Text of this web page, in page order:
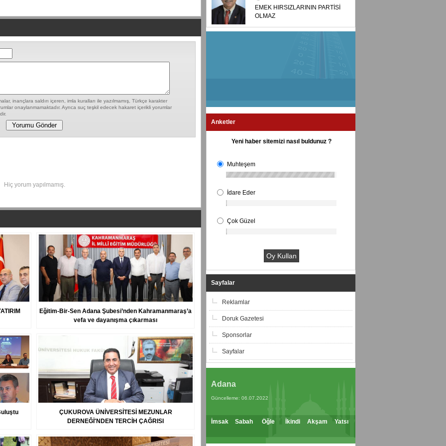
inançlara saldırı içeren, imla kuralları ile yazılmamış, Türkçe karakter
onaylanmamaktadır. Ayrıca suç teşkil edecek hakaret içerikli yorumlar
Hiç yorum yapılmamış.
Eğitim-Bir-Sen Adana Şubesi’nden Kahramanmaraş’a
vefa ve dayanışma çıkarması
ÇUKUROVA ÜNİVERSİTESİ MEZUNLAR
DERNEĞİ'NDEN TERCİH ÇAĞRISI
EMEK HIRSIZLARININ PARTİSİ
OLMAZ
Anketler
Yeni haber sitemizi nasıl buldunuz ?
Muhteşem
İdare Eder
Çok Güzel
Sayfalar
Reklamlar
Doruk Gazetesi
Sponsorlar
Sayfalar
Adana
Güncelleme: 06.07.2022
İmsak Sabah Öğle İkindi Akşam Yatsı